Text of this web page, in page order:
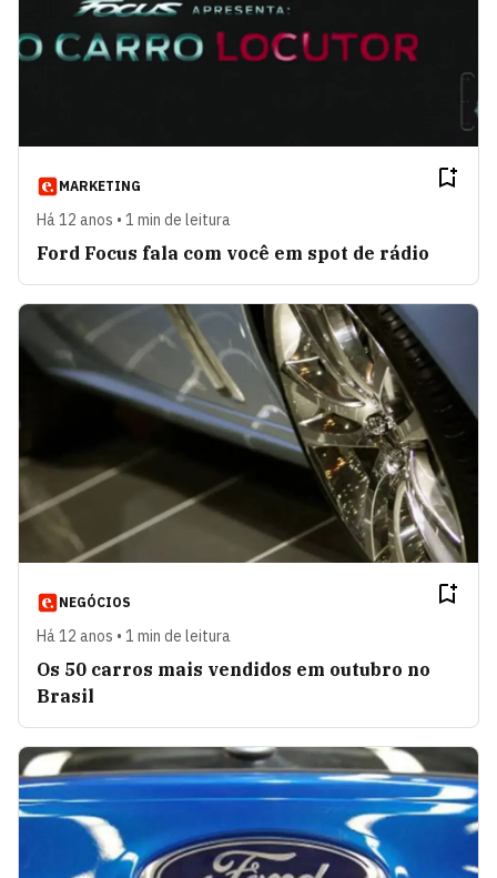
MARKETING
Há 12 anos • 1 min de leitura
Ford Focus fala com você em spot de rádio
NEGÓCIOS
Há 12 anos • 1 min de leitura
Os 50 carros mais vendidos em outubro no
Brasil